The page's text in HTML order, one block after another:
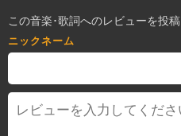
この音楽･歌詞へのレビューを投稿
ニックネーム